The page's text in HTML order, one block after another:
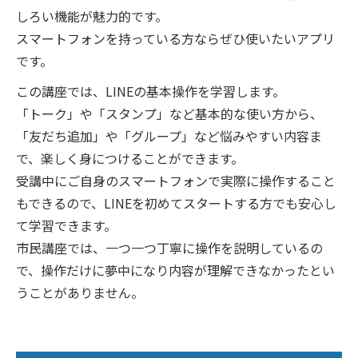
しろい機能が魅力的です。
スマートフォンを持っている方ならぜひ使いたいアプリ
です。
この講座では、LINEの基本操作を学習します。
「トーク」や「スタンプ」など基本的な使い方から、
「友だち追加」や「グループ」など悩みやすい内容ま
で、楽しく身につけることができます。
受講中にご自身のスマートフォンで実際に操作すること
もできるので、LINEを初めてスタートする方でも安心し
て学習できます。
市民講座では、一つ一つ丁寧に操作を説明しているの
で、操作だけに夢中になり内容が理解できなかったとい
うことがありません。